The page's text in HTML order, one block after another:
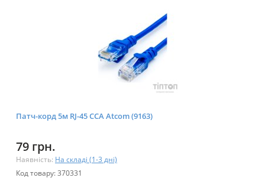
Патч-корд 5м RJ-45 CCA Atcom (9163)
79 грн.
Наявність: На складі (1-3 дні)
Код товару: 370331